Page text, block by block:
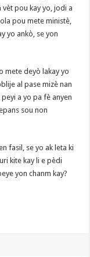
pou kay yo, jodi a
pou mete ministè,
yo ankò, se yon
mete deyò lakay yo
al pase mizè nan
a yo pa fè anyen
sou non
fasil, se yo ak leta ki
kite kay li e pèdi
yon chanm kay?